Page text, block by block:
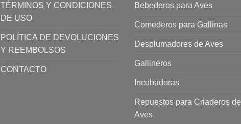
TÉRMINOS Y CONDICIONES
DE USO
POLÍTICA DE DEVOLUCIONES
Y REEMBOLSOS
CONTACTO
Bebederos para Aves
Comederos para Gallinas
Desplumadores de Aves
Gallineros
Incubadoras
Repuestos para Criaderos de
Aves